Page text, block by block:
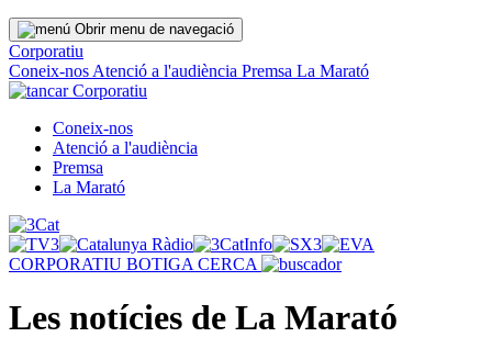
Obrir menu de navegació
Corporatiu
Coneix-nos Atenció a l'audiència Premsa La Marató
Corporatiu
Coneix-nos
Atenció a l'audiència
Premsa
La Marató
CORPORATIU BOTIGA CERCA
Les notícies de La Marató